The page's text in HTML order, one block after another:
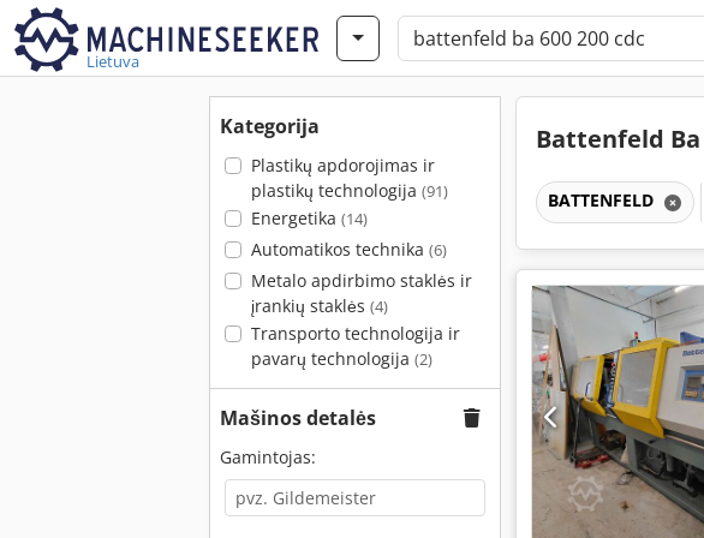
Lietuva
Kategorija
Plastikų apdorojimas ir
plastikų technologija (91)
Energetika (14)
Automatikos technika (6)
Metalo apdirbimo staklės ir
įrankių staklės (4)
Transporto technologija ir
pavarų technologija (2)
Mašinos detalės
Gamintojas:
Battenfeld
BATTENFELD